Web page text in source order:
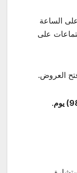
الساعة
على
العروض.
.